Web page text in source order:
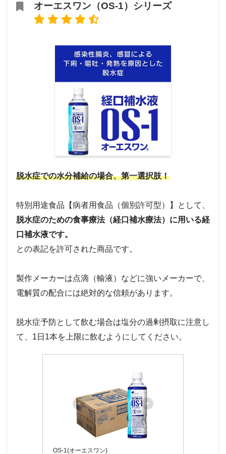
オーエスワン（OS-1）シリーズ
脱水症での水分補給の場合、第一選択肢！
特別用途食品【病者用食品（個別許可型）】として、
脱水症のための食事療法（経口補水療法）に用いる経
口補水液です。
との表記を許可された商品です。
製作メーカーは点滴（輸液）などに強いメーカーで、
電解質の配合には絶対的な信頼があります。
脱水症予防として飲む場合は塩分の過剰摂取に注意し
て、1日1本を上限に飲むようにしてください。
OS-1(オーエスワン)